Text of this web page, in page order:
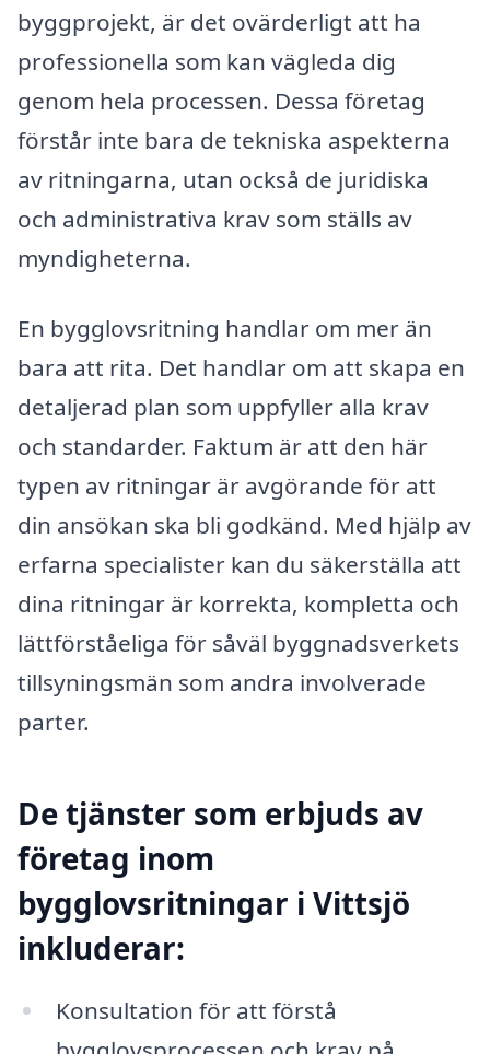
byggprojekt, är det ovärderligt att ha
professionella som kan vägleda dig
genom hela processen. Dessa företag
förstår inte bara de tekniska aspekterna
av ritningarna, utan också de juridiska
och administrativa krav som ställs av
myndigheterna.
En bygglovsritning handlar om mer än
bara att rita. Det handlar om att skapa en
detaljerad plan som uppfyller alla krav
och standarder. Faktum är att den här
typen av ritningar är avgörande för att
din ansökan ska bli godkänd. Med hjälp av
erfarna specialister kan du säkerställa att
dina ritningar är korrekta, kompletta och
lättförståeliga för såväl byggnadsverkets
tillsyningsmän som andra involverade
parter.
De tjänster som erbjuds av
företag inom
bygglovsritningar i Vittsjö
inkluderar:
Konsultation för att förstå